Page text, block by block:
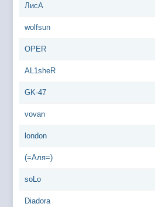
ЛисА
wolfsun
OPER
AL1sheR
GK-47
vovan
london
(=Аля=)
soLo
Diadora